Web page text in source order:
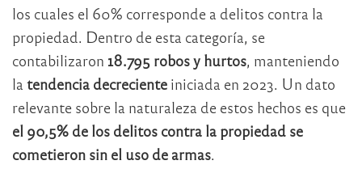
los cuales el 60% corresponde a delitos contra la
propiedad. Dentro de esta categoría, se
contabilizaron 18.795 robos y hurtos, manteniendo
la tendencia decreciente iniciada en 2023. Un dato
relevante sobre la naturaleza de estos hechos es que
el 90,5% de los delitos contra la propiedad se
cometieron sin el uso de armas.